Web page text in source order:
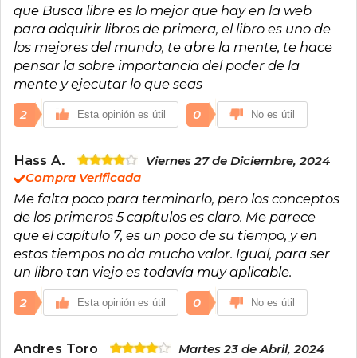
de la mentalidad, la perseverancia y la
colaboración (el “Master Mind”) como claves
para el éxito.
Su legado sigue vivo gracias al trabajo de la
Napoleon Hill Foundation, una institución
educativa sin ánimo de lucro con sede en
Virginia, ciudad natal del autor, que cuenta con
cientos de miles de seguidores en las redes
que Busca libre es lo mejor que hay en la web
para adquirir libros de primera, el libro es uno de
los mejores del mundo, te abre la mente, te hace
pensar la sobre importancia del poder de la
mente y ejecutar lo que seas
2 Esta opinión es útil 0 No es útil
Hass A.
Viernes 27 de Diciembre, 2024
Compra Verificada
Me falta poco para terminarlo, pero los conceptos
de los primeros 5 capítulos es claro. Me parece
que el capítulo 7, es un poco de su tiempo, y en
estos tiempos no da mucho valor. Igual, para ser
un libro tan viejo es todavía muy aplicable.
2 Esta opinión es útil 0 No es útil
Andres Toro
Martes 23 de Abril, 2024